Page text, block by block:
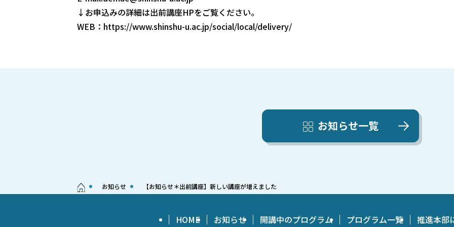
↓お申込みの詳細は出前講座HPをご覧ください。
WEB：https://www.shinshu-u.ac.jp/social/local/delivery/
お知らせ一覧
お知らせ 【お知らせ＊出前講座】新しい講座が増えました
HOME お知らせ 開講中のプログラム プログラム一覧 推進本部